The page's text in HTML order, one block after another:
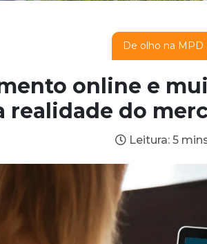
De olho na MPD
online e
realidade do
Leitura: 5